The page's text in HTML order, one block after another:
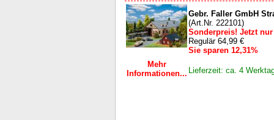
Mehr
Informationen...
Gebr. Faller GmbH
(Art.Nr. 222101)
Sonderpreis! Jetzt nur
Regulär 64,99 €
Sie sparen 12,31%
Lieferzeit: ca. 4